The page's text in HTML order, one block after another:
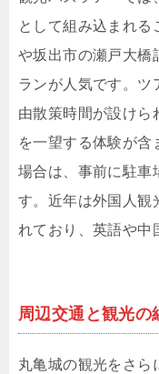
として組み込まれる
や坂出市の瀬戸大橋
ランが人気です。ツ
由散策時間が設けら
を一望する体験が含
場合は、事前に駐車
す。近年は外国人観
れており、英語や中
周辺交通と観光の
丸亀城の観光をさら